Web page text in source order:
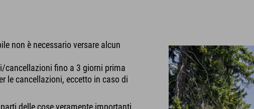
non è necessario versare alcun
cancellazioni fino a 3 giorni prima
le cancellazioni, eccetto in caso di
delle cose veramente importanti